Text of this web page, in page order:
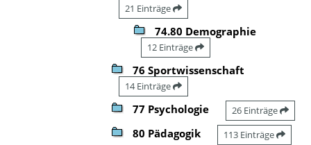
21 Einträge
74.80 Demographie
12 Einträge
76 Sportwissenschaft
14 Einträge
77 Psychologie 26 Einträge
80 Pädagogik 113 Einträge